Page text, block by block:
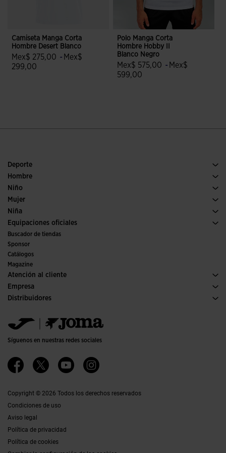
Aparte de la cordonera, se ha añadido cierre adherente con
el fin de obtener un ajuste y una sujeción óptimas.
Camiseta Manga Corta
Hombre Desert Blanco
Mex$ 275,00 - Mex$
299,00
3.2 sobre 5 de valoración de clientes
Polo Manga Corta
Hombre Hobby II
Blanco Negro
Mex$ 575,00 - Mex$
599,00
Deporte
Running
Fútbol
Pádel
Tenis
Trail running
Hombre
Calzado Hombre
Deporte
Niño
Ver todo ropa niño
Mujer
Calzado Mujer
Deporte
Niña
Ver todo ropa niña
Equipaciones oficiales
Fútbol
Fútbol sala
Comités y Federaciones
Ediciones especiales
Buscador de tiendas
Sponsor
Catálogos
Magazine
Atención al cliente
Condiciones de compra
Transporte y entrega
FAQs
Empresa
Historia
Política de calidad y medio ambiente
Trabaja con nosotros
Accesibilidad
Distribuidores
Jomanet
Área marketing
Contacto
Síguenos en nuestras redes sociales
Copyright © 2026 Todos los derechos reservados
Condiciones de uso
Aviso legal
Política de privacidad
Política de cookies